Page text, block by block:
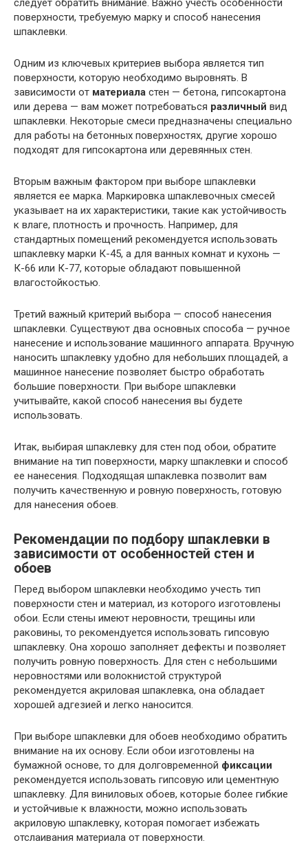
следует обратить внимание. Важно учесть особенности
поверхности, требуемую марку и способ нанесения
шпаклевки.
Одним из ключевых критериев выбора является тип
поверхности, которую необходимо выровнять. В
зависимости от материала стен — бетона, гипсокартона
или дерева — вам может потребоваться различный вид
шпаклевки. Некоторые смеси предназначены специально
для работы на бетонных поверхностях, другие хорошо
подходят для гипсокартона или деревянных стен.
Вторым важным фактором при выборе шпаклевки
является ее марка. Маркировка шпаклевочных смесей
указывает на их характеристики, такие как устойчивость
к влаге, плотность и прочность. Например, для
стандартных помещений рекомендуется использовать
шпаклевку марки К-45, а для ванных комнат и кухонь —
К-66 или К-77, которые обладают повышенной
влагостойкостью.
Третий важный критерий выбора — способ нанесения
шпаклевки. Существуют два основных способа — ручное
нанесение и использование машинного аппарата. Вручную
наносить шпаклевку удобно для небольших площадей, а
машинное нанесение позволяет быстро обработать
большие поверхности. При выборе шпаклевки
учитывайте, какой способ нанесения вы будете
использовать.
Итак, выбирая шпаклевку для стен под обои, обратите
внимание на тип поверхности, марку шпаклевки и способ
ее нанесения. Подходящая шпаклевка позволит вам
получить качественную и ровную поверхность, готовую
для нанесения обоев.
Рекомендации по подбору шпаклевки в
зависимости от особенностей стен и
обоев
Перед выбором шпаклевки необходимо учесть тип
поверхности стен и материал, из которого изготовлены
обои. Если стены имеют неровности, трещины или
раковины, то рекомендуется использовать гипсовую
шпаклевку. Она хорошо заполняет дефекты и позволяет
получить ровную поверхность. Для стен с небольшими
неровностями или волокнистой структурой
рекомендуется акриловая шпаклевка, она обладает
хорошей адгезией и легко наносится.
При выборе шпаклевки для обоев необходимо обратить
внимание на их основу. Если обои изготовлены на
бумажной основе, то для долговременной фиксации
рекомендуется использовать гипсовую или цементную
шпаклевку. Для виниловых обоев, которые более гибкие
и устойчивые к влажности, можно использовать
акриловую шпаклевку, которая помогает избежать
отслаивания материала от поверхности.